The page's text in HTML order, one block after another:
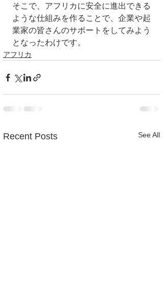
そこで、アフリカに安全に進出できる
ような仕組みを作ることで、企業や起
業家の皆さんのサポートをしてみよう
となったわけです。
アフリカ
Recent Posts See All